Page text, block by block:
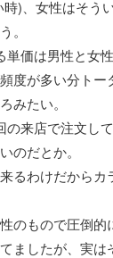
)、女性はそう
。
単価は男性と女
度が多い分ト
みたい。
の来店で注文し
のだとか。
るわけだから
のもので圧倒
ましたが、実は